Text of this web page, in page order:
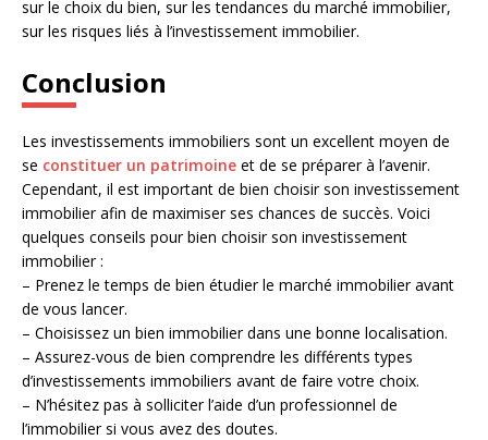
sur le choix du bien, sur les tendances du marché immobilier,
sur les risques liés à l’investissement immobilier.
Conclusion
Les investissements immobiliers sont un excellent moyen de
se constituer un patrimoine et de se préparer à l’avenir.
Cependant, il est important de bien choisir son investissement
immobilier afin de maximiser ses chances de succès. Voici
quelques conseils pour bien choisir son investissement
immobilier :
– Prenez le temps de bien étudier le marché immobilier avant
de vous lancer.
– Choisissez un bien immobilier dans une bonne localisation.
– Assurez-vous de bien comprendre les différents types
d’investissements immobiliers avant de faire votre choix.
– N’hésitez pas à solliciter l’aide d’un professionnel de
l’immobilier si vous avez des doutes.